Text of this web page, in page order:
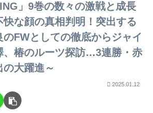
」9巻の数々の激戦と成長
な顔の真相判明！突出する
のFWとしての徹底からジャイ
、椿のルーツ探訪…3連勝・赤
大躍進～
2025.01.12